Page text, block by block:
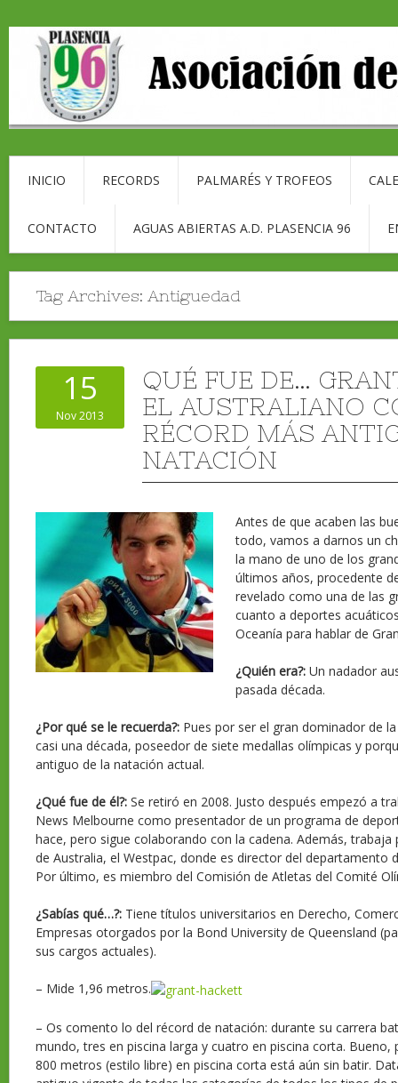
INICIO RECORDS PALMARÉS Y TROFEOS
CONTACTO AGUAS ABIERTAS A.D. PLASENCIA 96
Tag Archives: Antiguedad
15
Nov 2013
QUÉ FUE DE…
EL AUSTRALIANO
RÉCORD MÁS
NATACIÓN
Antes de que acaben las
todo, vamos a darnos un
la mano de uno de los
últimos años, procedente
revelado como una de las
cuanto a deportes
Oceanía para hablar de
¿Quién era?: Un nadador
pasada década.
¿Por qué se le recuerda?: Pues por ser el gran dominador de
casi una década, poseedor de siete medallas olímpicas y
antiguo de la natación actual.
¿Qué fue de él?: Se retiró en 2008. Justo después empezó a
News Melbourne como presentador de un programa de
hace, pero sigue colaborando con la cadena. Además, trabaja
de Australia, el Westpac, donde es director del departamento
Por último, es miembro del Comisión de Atletas del Comité
¿Sabías qué…?: Tiene títulos universitarios en Derecho,
Empresas otorgados por la Bond University de Queensland
sus cargos actuales).
– Mide 1,96 metros.
– Os comento lo del récord de natación: durante su carrera
mundo, tres en piscina larga y cuatro en piscina corta. Bueno,
800 metros (estilo libre) en piscina corta está aún sin batir.